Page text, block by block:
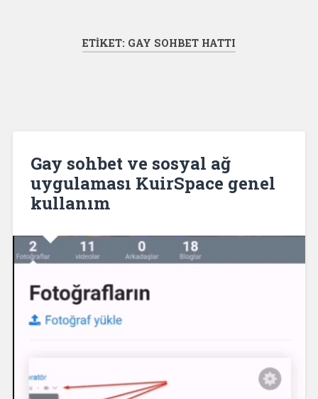
ETIKET: GAY SOHBET HATTI
Gay sohbet ve sosyal ağ
uygulaması KuirSpace genel
kullanım